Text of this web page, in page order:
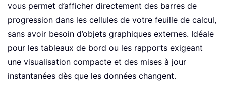
vous permet d’afficher directement des barres de
progression dans les cellules de votre feuille de calcul,
sans avoir besoin d’objets graphiques externes. Idéale
pour les tableaux de bord ou les rapports exigeant
une visualisation compacte et des mises à jour
instantanées dès que les données changent.